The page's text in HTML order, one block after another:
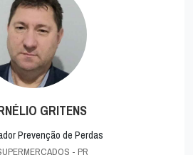
GRITENS
Prevenção de Perdas